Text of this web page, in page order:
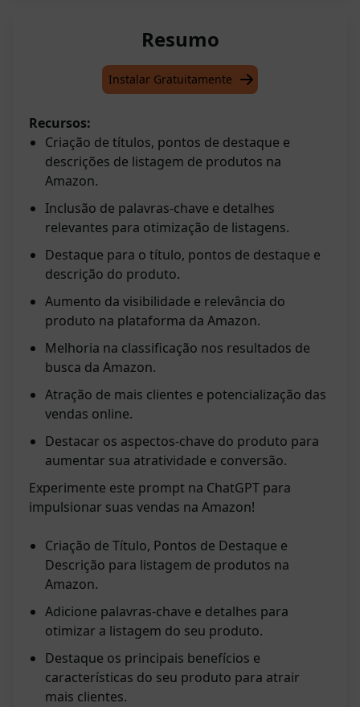
Resumo
Instalar Gratuitamente
Recursos:
Criação de títulos, pontos de destaque e
descrições de listagem de produtos na
Amazon.
Inclusão de palavras-chave e detalhes
relevantes para otimização de listagens.
Destaque para o título, pontos de destaque e
descrição do produto.
Aumento da visibilidade e relevância do
produto na plataforma da Amazon.
Melhoria na classificação nos resultados de
busca da Amazon.
Atração de mais clientes e potencialização das
vendas online.
Destacar os aspectos-chave do produto para
aumentar sua atratividade e conversão.
Experimente este prompt na ChatGPT para
impulsionar suas vendas na Amazon!
Criação de Título, Pontos de Destaque e
Descrição para listagem de produtos na
Amazon.
Adicione palavras-chave e detalhes para
otimizar a listagem do seu produto.
Destaque os principais benefícios e
características do seu produto para atrair
mais clientes.